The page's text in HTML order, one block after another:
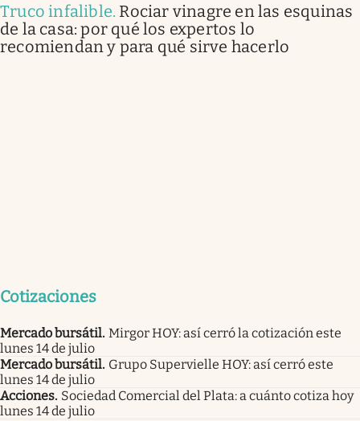
Truco infalible. Rociar vinagre en las esquinas
de la casa: por qué los expertos lo
recomiendan y para qué sirve hacerlo
Cotizaciones
Mercado bursátil. Mirgor HOY: así cerró la cotización este
lunes 14 de julio
Mercado bursátil. Grupo Supervielle HOY: así cerró este
lunes 14 de julio
Acciones. Sociedad Comercial del Plata: a cuánto cotiza hoy
lunes 14 de julio